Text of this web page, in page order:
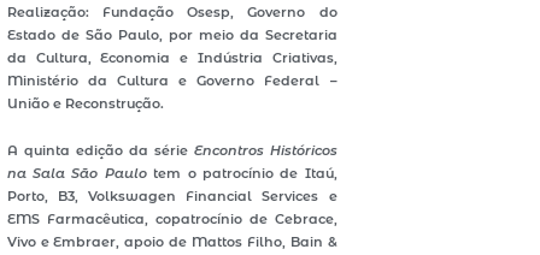
Realização: Fundação Osesp, Governo do
Estado de São Paulo, por meio da Secretaria
da Cultura, Economia e Indústria Criativas,
Ministério da Cultura e Governo Federal –
União e Reconstrução.
A quinta edição da série Encontros Históricos
na Sala São Paulotem o patrocínio de Itaú,
Porto, B3, Volkswagen Financial Services e
EMS Farmacêutica, copatrocínio de Cebrace,
Vivo e Embraer, apoio de Mattos Filho, Bain &